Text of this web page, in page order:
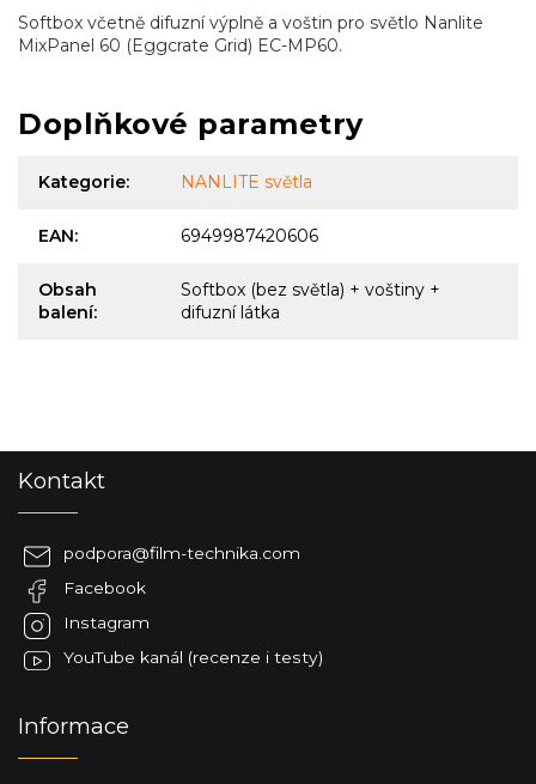
Softbox včetně difuzní výplně a voštin pro světlo Nanlite
MixPanel 60 (Eggcrate Grid) EC-MP60.
Doplňkové parametry
Kategorie: NANLITE světla
EAN: 6949987420606
Obsah
balení:
Softbox (bez světla) + voštiny +
difuzní látka
Kontakt
podpora@film-technika.com
Facebook
Instagram
YouTube kanál (recenze i testy)
Informace